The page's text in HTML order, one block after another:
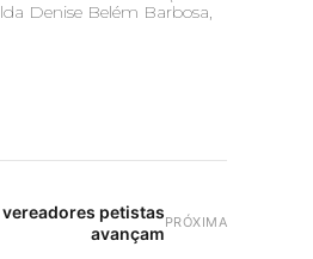
Denise Belém Barbosa,
PRÓXIMA
petistas
avançam